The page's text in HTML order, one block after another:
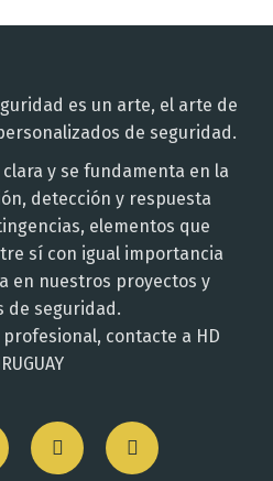
es un arte, el arte de
de seguridad.
y se fundamenta en la
detección y respuesta
elementos que
sí con igual importancia
en nuestros proyectos y
de seguridad.
contacte a HD